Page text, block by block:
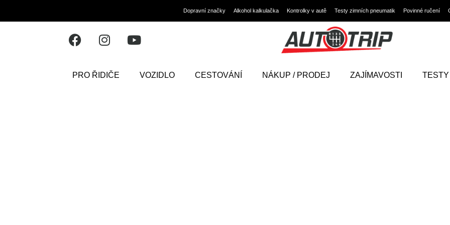
Dopravní značky Alkohol kalkulačka Kontrolky v autě Testy zimních pneumatik Povinné ručení
PRO ŘIDIČE VOZIDLO CESTOVÁNÍ NÁKUP / PRODEJ ZAJÍMAVOSTI TESTY